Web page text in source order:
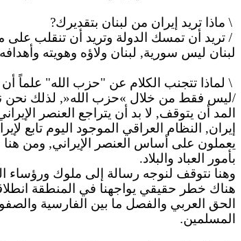
\ ماذا تريد إيران من لبنان بتقديرك?
/ تريد أن تمسك الدولة وتريد أن تنقلب على
لبنان ليس سورية, لبنان ولاؤه وهويته
\ لماذا تتجنب الكلام عن "حزب الله" علماً
/ليس فقط من خلال »حزب الله«, لذلك نحن
المد أن يتوقف, لا بد أن يتراجع العنصر
إيران, النظام العراقي الموجود اليوم تابع
يعملون على أساس العنصر الإيراني, ومن
بأمور العباد والبلاد.
وهنا نتوقف لنوجه رسالة إلى ملوك ورؤساء
هناك خطر حقيقي يواجهنا في المنطقة
الحق العربي والفصل ما بين الفارسية
المسلمين.